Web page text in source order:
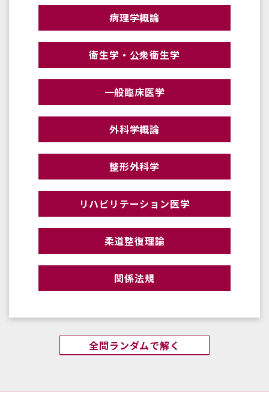
病理学概論
衛生学・公衆衛生学
一般臨床医学
外科学概論
整形外科学
リハビリテーション医学
柔道整復理論
関係法規
全問ランダムで解く